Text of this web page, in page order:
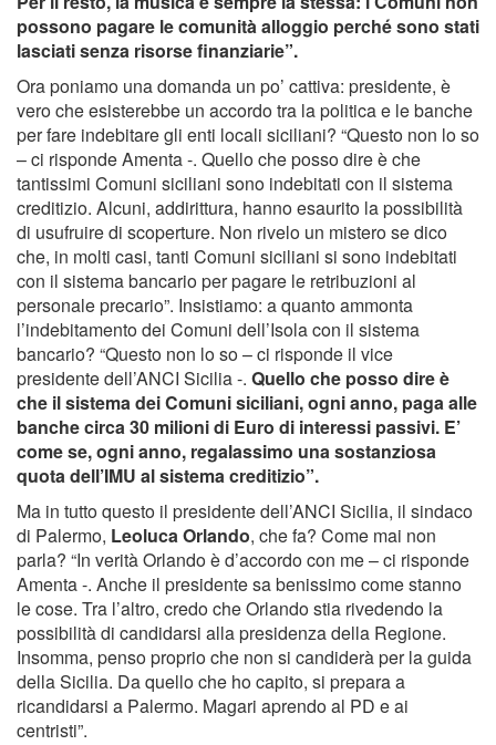
possono pagare le comunità alloggio perché sono stati
lasciati senza risorse finanziarie”.
Ora poniamo una domanda un po’ cattiva: presidente, è
vero che esisterebbe un accordo tra la politica e le banche
per fare indebitare gli enti locali siciliani? “Questo non lo so
– ci risponde Amenta -. Quello che posso dire è che
tantissimi Comuni siciliani sono indebitati con il sistema
creditizio. Alcuni, addirittura, hanno esaurito la possibilità
di usufruire di scoperture. Non rivelo un mistero se dico
che, in molti casi, tanti Comuni siciliani si sono indebitati
con il sistema bancario per pagare le retribuzioni al
personale precario”. Insistiamo: a quanto ammonta
l’indebitamento dei Comuni dell’Isola con il sistema
bancario? “Questo non lo so – ci risponde il vice
presidente dell’ANCI Sicilia -. Quello che posso dire è
che il sistema dei Comuni siciliani, ogni anno, paga alle
banche circa 30 milioni di Euro di interessi passivi. E’
come se, ogni anno, regalassimo una sostanziosa
quota dell’IMU al sistema creditizio”.
Ma in tutto questo il presidente dell’ANCI Sicilia, il sindaco
di Palermo, Leoluca Orlando, che fa? Come mai non
parla? “In verità Orlando è d’accordo con me – ci risponde
Amenta -. Anche il presidente sa benissimo come stanno
le cose. Tra l’altro, credo che Orlando stia rivedendo la
possibilità di candidarsi alla presidenza della Regione.
Insomma, penso proprio che non si candiderà per la guida
della Sicilia. Da quello che ho capito, si prepara a
ricandidarsi a Palermo. Magari aprendo al PD e ai
centristi”.